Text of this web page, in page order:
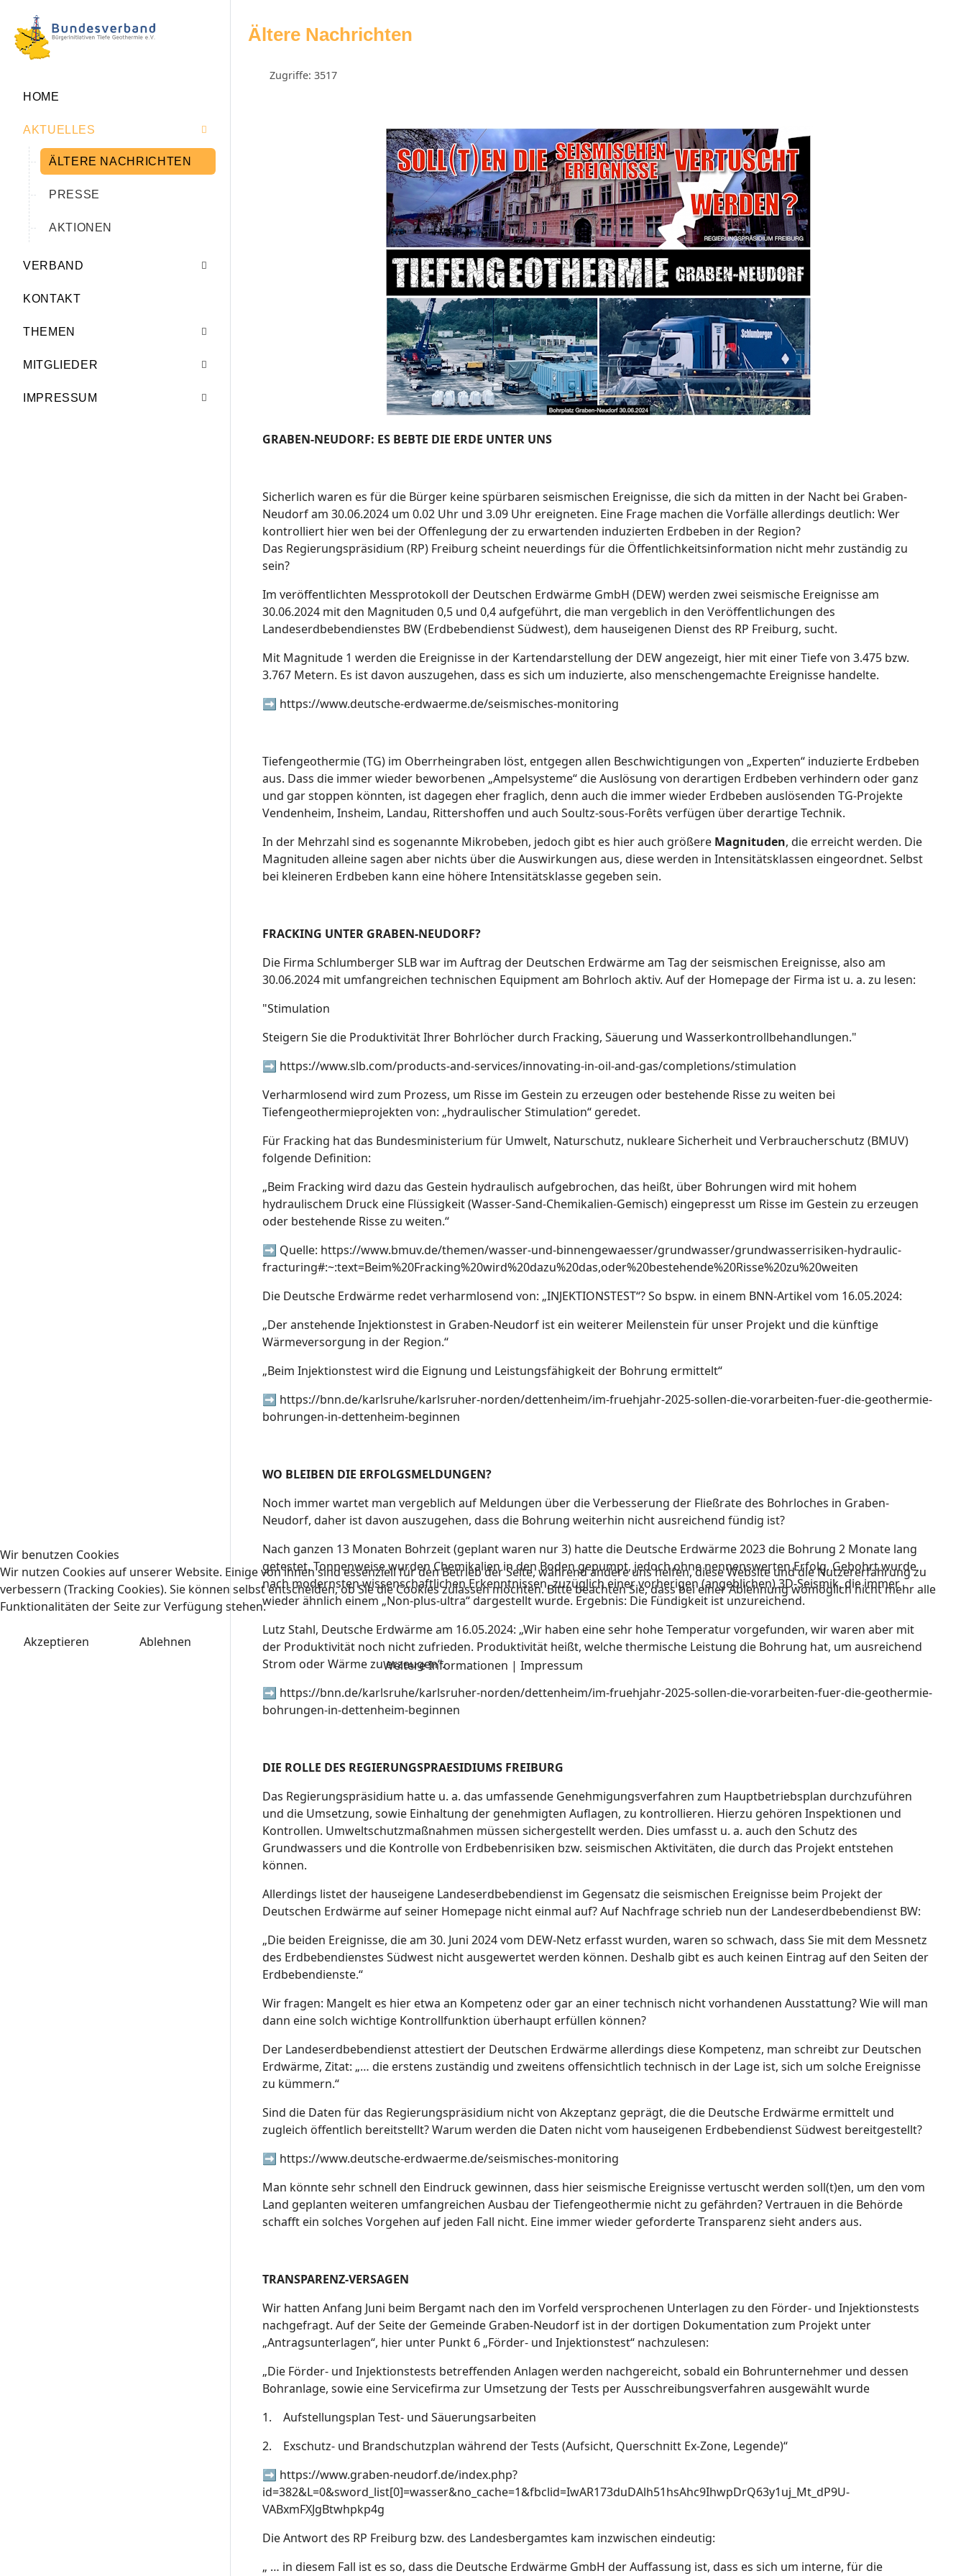
HOME
AKTUELLES
ÄLTERE NACHRICHTEN
PRESSE
AKTIONEN
VERBAND
KONTAKT
THEMEN
MITGLIEDER
IMPRESSUM
Ältere Nachrichten
Zugriffe: 3517
GRABEN-NEUDORF: ES BEBTE DIE ERDE UNTER UNS
Sicherlich waren es für die Bürger keine spürbaren seismischen Ereignisse, die sich da mitten in der Nacht bei Graben-
Neudorf am 30.06.2024 um 0.02 Uhr und 3.09 Uhr ereigneten. Eine Frage machen die Vorfälle allerdings deutlich: Wer
kontrolliert hier wen bei der Offenlegung der zu erwartenden induzierten Erdbeben in der Region?
Das Regierungspräsidium (RP) Freiburg scheint neuerdings für die Öffentlichkeitsinformation nicht mehr zuständig zu
sein?
Im veröffentlichten Messprotokoll der Deutschen Erdwärme GmbH (DEW) werden zwei seismische Ereignisse am
30.06.2024 mit den Magnituden 0,5 und 0,4 aufgeführt, die man vergeblich in den Veröffentlichungen des
Landeserdbebendienstes BW (Erdbebendienst Südwest), dem hauseigenen Dienst des RP Freiburg, sucht.
Mit Magnitude 1 werden die Ereignisse in der Kartendarstellung der DEW angezeigt, hier mit einer Tiefe von 3.475 bzw.
3.767 Metern. Es ist davon auszugehen, dass es sich um induzierte, also menschengemachte Ereignisse handelte.
➡️ https://www.deutsche-erdwaerme.de/seismisches-monitoring
Tiefengeothermie (TG) im Oberrheingraben löst, entgegen allen Beschwichtigungen von „Experten“ induzierte Erdbeben
aus. Dass die immer wieder beworbenen „Ampelsysteme“ die Auslösung von derartigen Erdbeben verhindern oder ganz
und gar stoppen könnten, ist dagegen eher fraglich, denn auch die immer wieder Erdbeben auslösenden TG-Projekte
Vendenheim, Insheim, Landau, Rittershoffen und auch Soultz-sous-Forêts verfügen über derartige Technik.
In der Mehrzahl sind es sogenannte Mikrobeben, jedoch gibt es hier auch größere Magnituden, die erreicht werden. Die
Magnituden alleine sagen aber nichts über die Auswirkungen aus, diese werden in Intensitätsklassen eingeordnet. Selbst
bei kleineren Erdbeben kann eine höhere Intensitätsklasse gegeben sein.
FRACKING UNTER GRABEN-NEUDORF?
Die Firma Schlumberger SLB war im Auftrag der Deutschen Erdwärme am Tag der seismischen Ereignisse, also am
30.06.2024 mit umfangreichen technischen Equipment am Bohrloch aktiv. Auf der Homepage der Firma ist u. a. zu lesen:
"Stimulation
Steigern Sie die Produktivität Ihrer Bohrlöcher durch Fracking, Säuerung und Wasserkontrollbehandlungen."
➡️ https://www.slb.com/products-and-services/innovating-in-oil-and-gas/completions/stimulation
Verharmlosend wird zum Prozess, um Risse im Gestein zu erzeugen oder bestehende Risse zu weiten bei
Tiefengeothermieprojekten von: „hydraulischer Stimulation“ geredet.
Für Fracking hat das Bundesministerium für Umwelt, Naturschutz, nukleare Sicherheit und Verbraucherschutz (BMUV)
folgende Definition:
„Beim Fracking wird dazu das Gestein hydraulisch aufgebrochen, das heißt, über Bohrungen wird mit hohem
hydraulischem Druck eine Flüssigkeit (Wasser-Sand-Chemikalien-Gemisch) eingepresst um Risse im Gestein zu erzeugen
oder bestehende Risse zu weiten.“
➡️ Quelle: https://www.bmuv.de/themen/wasser-und-binnengewaesser/grundwasser/grundwasserrisiken-hydraulic-
fracturing#:~:text=Beim%20Fracking%20wird%20dazu%20das,oder%20bestehende%20Risse%20zu%20weiten
Die Deutsche Erdwärme redet verharmlosend von: „INJEKTIONSTEST“? So bspw. in einem BNN-Artikel vom 16.05.2024:
„Der anstehende Injektionstest in Graben-Neudorf ist ein weiterer Meilenstein für unser Projekt und die künftige
Wärmeversorgung in der Region.“
„Beim Injektionstest wird die Eignung und Leistungsfähigkeit der Bohrung ermittelt“
➡️ https://bnn.de/karlsruhe/karlsruher-norden/dettenheim/im-fruehjahr-2025-sollen-die-vorarbeiten-fuer-die-geothermie-
bohrungen-in-dettenheim-beginnen
WO BLEIBEN DIE ERFOLGSMELDUNGEN?
Noch immer wartet man vergeblich auf Meldungen über die Verbesserung der Fließrate des Bohrloches in Graben-
Neudorf, daher ist davon auszugehen, dass die Bohrung weiterhin nicht ausreichend fündig ist?
Nach ganzen 13 Monaten Bohrzeit (geplant waren nur 3) hatte die Deutsche Erdwärme 2023 die Bohrung 2 Monate lang
getestet. Tonnenweise wurden Chemikalien in den Boden gepumpt, jedoch ohne nennenswerten Erfolg. Gebohrt wurde
nach modernsten wissenschaftlichen Erkenntnissen, zuzüglich einer vorherigen (angeblichen) 3D-Seismik, die immer
wieder ähnlich einem „Non-plus-ultra“ dargestellt wurde. Ergebnis: Die Fündigkeit ist unzureichend.
Lutz Stahl, Deutsche Erdwärme am 16.05.2024: „Wir haben eine sehr hohe Temperatur vorgefunden, wir waren aber mit
der Produktivität noch nicht zufrieden. Produktivität heißt, welche thermische Leistung die Bohrung hat, um ausreichend
Strom oder Wärme zu erzeugen“.
➡️ https://bnn.de/karlsruhe/karlsruher-norden/dettenheim/im-fruehjahr-2025-sollen-die-vorarbeiten-fuer-die-geothermie-
bohrungen-in-dettenheim-beginnen
DIE ROLLE DES REGIERUNGSPRAESIDIUMS FREIBURG
Das Regierungspräsidium hatte u. a. das umfassende Genehmigungsverfahren zum Hauptbetriebsplan durchzuführen
und die Umsetzung, sowie Einhaltung der genehmigten Auflagen, zu kontrollieren. Hierzu gehören Inspektionen und
Kontrollen. Umweltschutzmaßnahmen müssen sichergestellt werden. Dies umfasst u. a. auch den Schutz des
Grundwassers und die Kontrolle von Erdbebenrisiken bzw. seismischen Aktivitäten, die durch das Projekt entstehen
können.
Allerdings listet der hauseigene Landeserdbebendienst im Gegensatz die seismischen Ereignisse beim Projekt der
Deutschen Erdwärme auf seiner Homepage nicht einmal auf? Auf Nachfrage schrieb nun der Landeserdbebendienst BW:
„Die beiden Ereignisse, die am 30. Juni 2024 vom DEW-Netz erfasst wurden, waren so schwach, dass Sie mit dem Messnetz
des Erdbebendienstes Südwest nicht ausgewertet werden können. Deshalb gibt es auch keinen Eintrag auf den Seiten der
Erdbebendienste.“
Wir fragen: Mangelt es hier etwa an Kompetenz oder gar an einer technisch nicht vorhandenen Ausstattung? Wie will man
dann eine solch wichtige Kontrollfunktion überhaupt erfüllen können?
Der Landeserdbebendienst attestiert der Deutschen Erdwärme allerdings diese Kompetenz, man schreibt zur Deutschen
Erdwärme, Zitat: „… die erstens zuständig und zweitens offensichtlich technisch in der Lage ist, sich um solche Ereignisse
zu kümmern.“
Sind die Daten für das Regierungspräsidium nicht von Akzeptanz geprägt, die die Deutsche Erdwärme ermittelt und
zugleich öffentlich bereitstellt? Warum werden die Daten nicht vom hauseigenen Erdbebendienst Südwest bereitgestellt?
➡️ https://www.deutsche-erdwaerme.de/seismisches-monitoring
Man könnte sehr schnell den Eindruck gewinnen, dass hier seismische Ereignisse vertuscht werden soll(t)en, um den vom
Land geplanten weiteren umfangreichen Ausbau der Tiefengeothermie nicht zu gefährden? Vertrauen in die Behörde
schafft ein solches Vorgehen auf jeden Fall nicht. Eine immer wieder geforderte Transparenz sieht anders aus.
TRANSPARENZ-VERSAGEN
Wir hatten Anfang Juni beim Bergamt nach den im Vorfeld versprochenen Unterlagen zu den Förder- und Injektionstests
nachgefragt. Auf der Seite der Gemeinde Graben-Neudorf ist in der dortigen Dokumentation zum Projekt unter
„Antragsunterlagen“, hier unter Punkt 6 „Förder- und Injektionstest“ nachzulesen:
„Die Förder- und Injektionstests betreffenden Anlagen werden nachgereicht, sobald ein Bohrunternehmer und dessen
Bohranlage, sowie eine Servicefirma zur Umsetzung der Tests per Ausschreibungsverfahren ausgewählt wurde
1. Aufstellungsplan Test- und Säuerungsarbeiten
2. Exschutz- und Brandschutzplan während der Tests (Aufsicht, Querschnitt Ex-Zone, Legende)“
➡️ https://www.graben-neudorf.de/index.php?
id=382&L=0&sword_list[0]=wasser&no_cache=1&fbclid=IwAR173duDAlh51hsAhc9IhwpDrQ63y1uj_Mt_dP9U-
VABxmFXJgBtwhpkp4g
Die Antwort des RP Freiburg bzw. des Landesbergamtes kam inzwischen eindeutig:
„ … in diesem Fall ist es so, dass die Deutsche Erdwärme GmbH der Auffassung ist, dass es sich um interne, für die
Wir benutzen Cookies
Wir nutzen Cookies auf unserer Website. Einige von ihnen sind essenziell für den Betrieb der Seite, während andere uns helfen, diese Website und die Nutzererfahrung zu
verbessern (Tracking Cookies). Sie können selbst entscheiden, ob Sie die Cookies zulassen möchten. Bitte beachten Sie, dass bei einer Ablehnung womöglich nicht mehr alle
Funktionalitäten der Seite zur Verfügung stehen.
Akzeptieren
Ablehnen
Weitere Informationen | Impressum